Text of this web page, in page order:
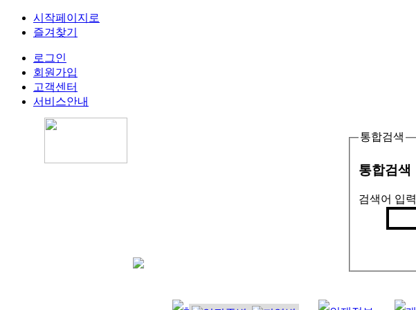
시작페이지로
즐겨찾기
로그인
회원가입
고객센터
서비스안내
통합검색
통합검색
검색어 입력